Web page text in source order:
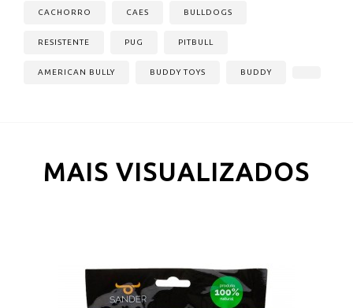
CACHORRO CAES BULLDOGS
RESISTENTE PUG PITBULL
AMERICAN BULLY BUDDY TOYS BUDDY
MAIS VISUALIZADOS